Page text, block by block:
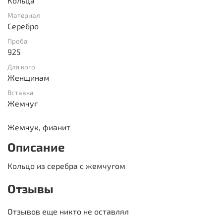
Материал
Серебро
Проба
925
Для кого
Женщинам
Вставка
Жемчуг
Жемчук, фианит
Описание
Кольцо из серебра с жемчугом
Отзывы
Отзывов еще никто не оставлял